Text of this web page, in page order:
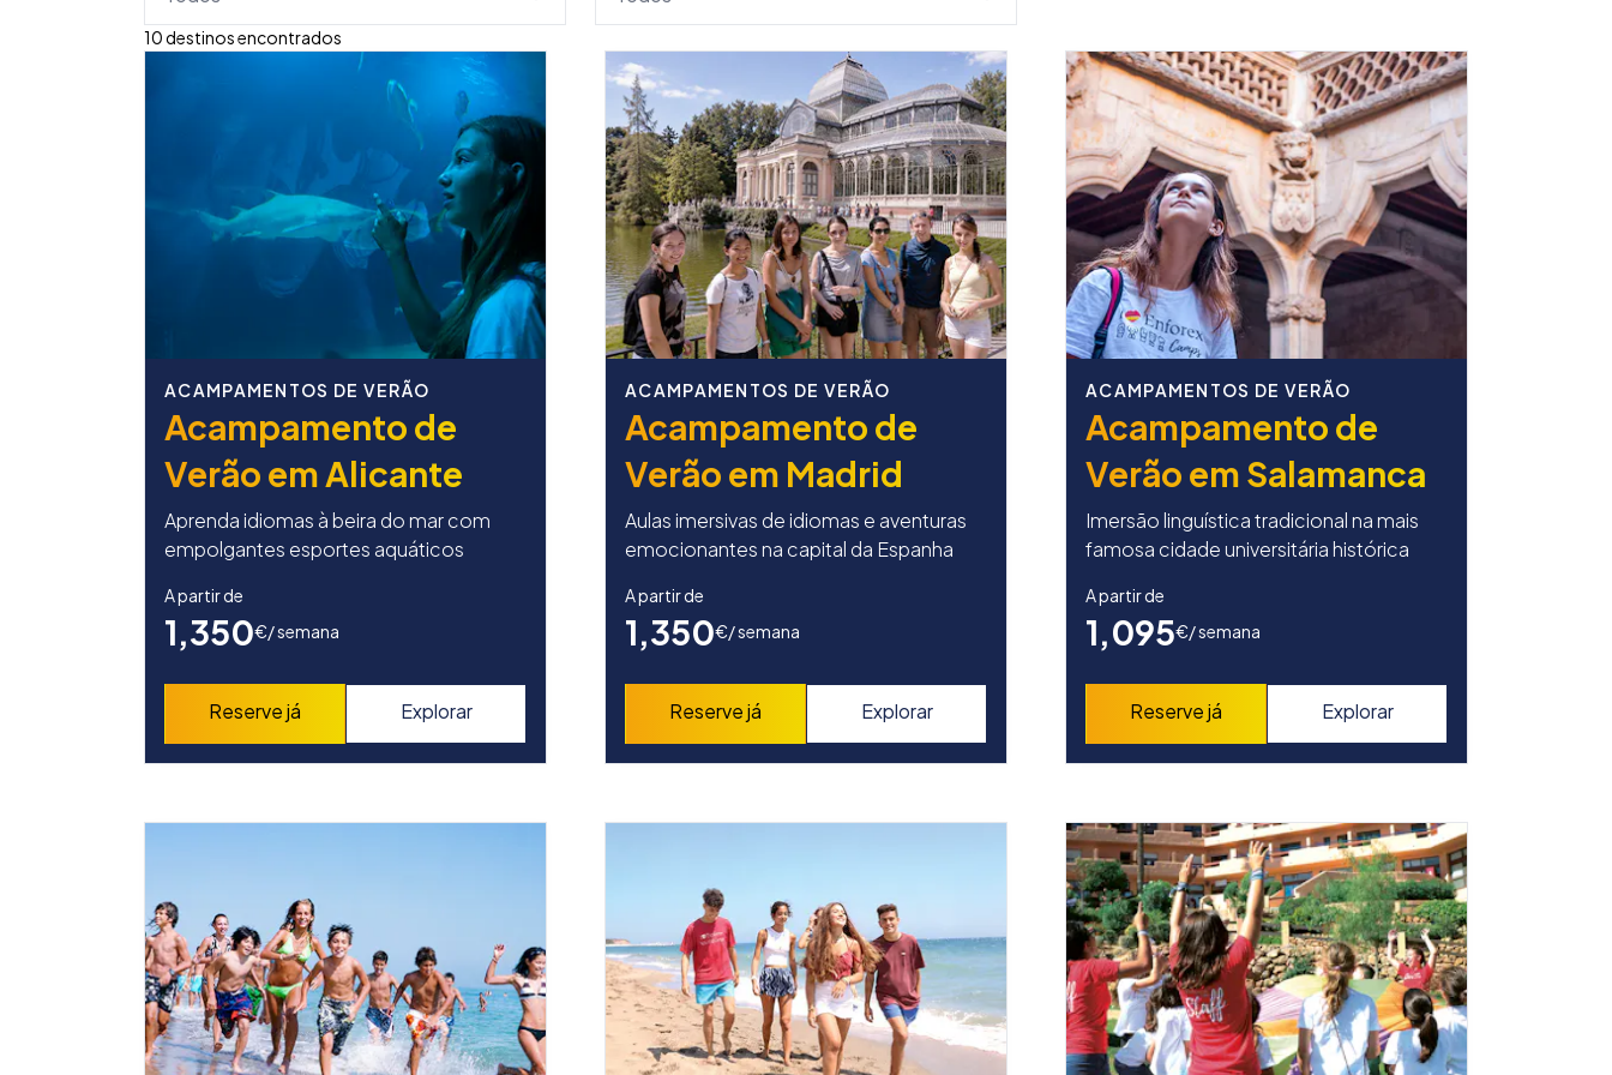
10 destinos encontrados
ACAMPAMENTOS DE VERÃO
Acampamento de
Verão em Alicante
Aprenda idiomas à beira do mar com
empolgantes esportes aquáticos
A partir de
1,350€/ semana
Reserve já Explorar
ACAMPAMENTOS DE VERÃO
Acampamento de
Verão em Madrid
Aulas imersivas de idiomas e aventuras
emocionantes na capital da Espanha
A partir de
1,350€/ semana
Reserve já Explorar
ACAMPAMENTOS DE VERÃO
Acampamento de
Verão em Salamanca
Imersão linguística tradicional na mais
famosa cidade universitária histórica
A partir de
1,095€/ semana
Reserve já Explorar